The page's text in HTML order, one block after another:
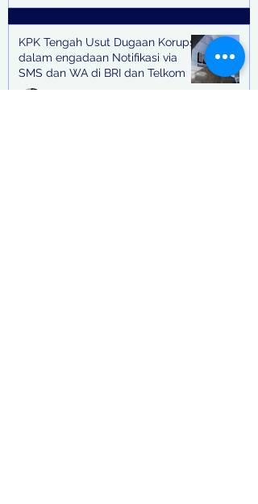
KPK Tengah Usut Dugaan Korupsi
dalam engadaan Notifikasi via
SMS dan WA di BRI dan Telkom